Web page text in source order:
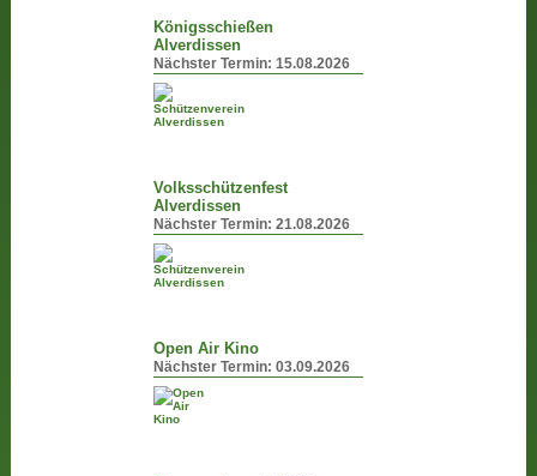
Königsschießen
Alverdissen
Nächster Termin:15.08.2026
Volksschützenfest
Alverdissen
Nächster Termin:21.08.2026
Open Air Kino
Nächster Termin:03.09.2026